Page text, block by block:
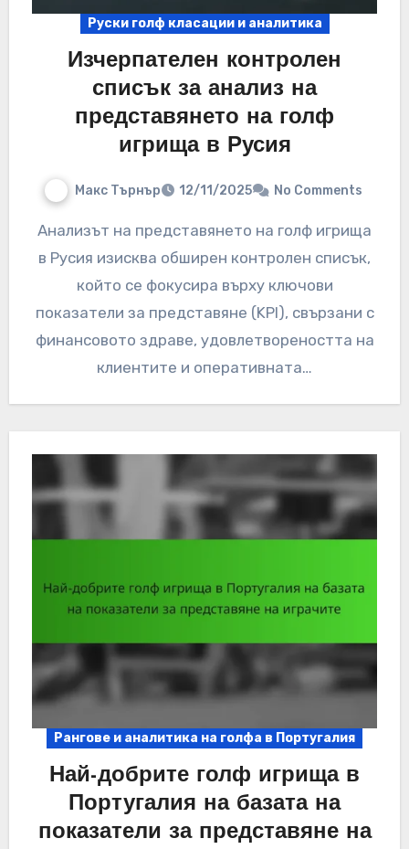
Руски голф класации и аналитика
Изчерпателен контролен
списък за анализ на
представянето на голф
игрища в Русия
Макс Търнър 12/11/2025 No Comments
Анализът на представянето на голф игрища
в Русия изисква обширен контролен списък,
който се фокусира върху ключови
показатели за представяне (KPI), свързани с
финансовото здраве, удовлетвореността на
клиентите и оперативната…
Рангове и аналитика на голфа в Португалия
Най-добрите голф игрища в
Португалия на базата на
показатели за представяне на